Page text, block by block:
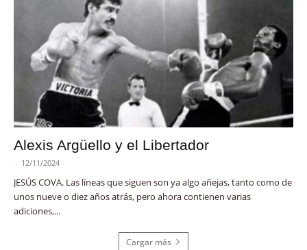
Alexis Argüello y el Libertador
- 12/11/2024
JESÚS COVA. Las líneas que siguen son ya algo añejas, tanto como de
unos nueve o diez años atrás, pero ahora contienen varias
adiciones,...
Cargar más